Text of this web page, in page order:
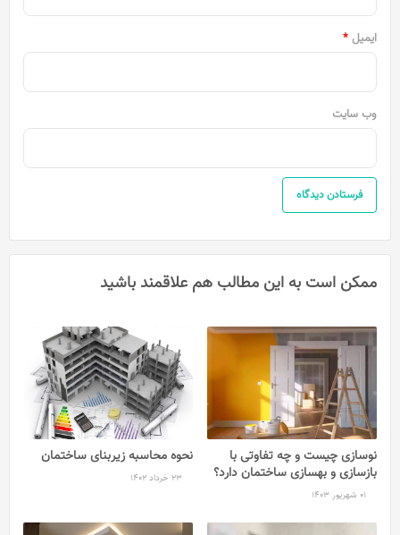
ایمیل *
وب‌ سایت
ممکن است به این مطالب هم علاقمند باشید
نوسازی چیست و چه تفاوتی با
بازسازی و بهسازی ساختمان دارد؟
01 شهریور 1403
نحوه محاسبه زیربنای ساختمان
23 خرداد 1402